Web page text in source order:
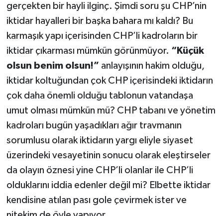
gerçekten bir hayli ilginç. Şimdi soru şu CHP’nin
iktidar hayalleri bir başka bahara mı kaldı? Bu
karmaşık yapı içerisinden CHP’li kadroların bir
iktidar çıkarması mümkün görünmüyor. “Küçük
olsun benim olsun!” anlayışının hakim olduğu,
iktidar koltuğundan çok CHP içerisindeki iktidarın
çok daha önemli olduğu tablonun vatandaşa
umut olması mümkün mü? CHP tabanı ve yönetim
kadroları bugün yaşadıkları ağır travmanın
sorumlusu olarak iktidarın yargı eliyle siyaset
üzerindeki vesayetinin sonucu olarak eleştirseler
da olayın öznesi yine CHP’li olanlar ile CHP’li
olduklarını iddia edenler değil mi? Elbette iktidar
kendisine atılan pası gole çevirmek ister ve